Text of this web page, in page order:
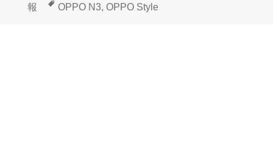
成
報
タ
OPPO N3, OPPO Style